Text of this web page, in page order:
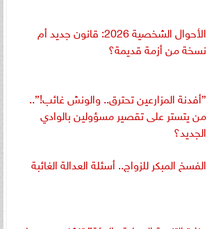
الأحوال الشخصية 2026: قانون جديد أم
نسخة من أزمة قديمة؟
”أفدنة المزارعين تحترق.. والونش غائب!”..
من يتستر على تقصير مسؤولين بالوادي
الجديد؟
الفسخ المبكر للزواج.. أسئلة العدالة الغائبة